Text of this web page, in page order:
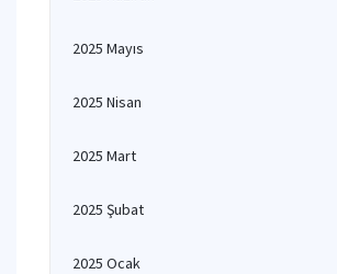
2025 Mayıs
2025 Nisan
2025 Mart
2025 Şubat
2025 Ocak